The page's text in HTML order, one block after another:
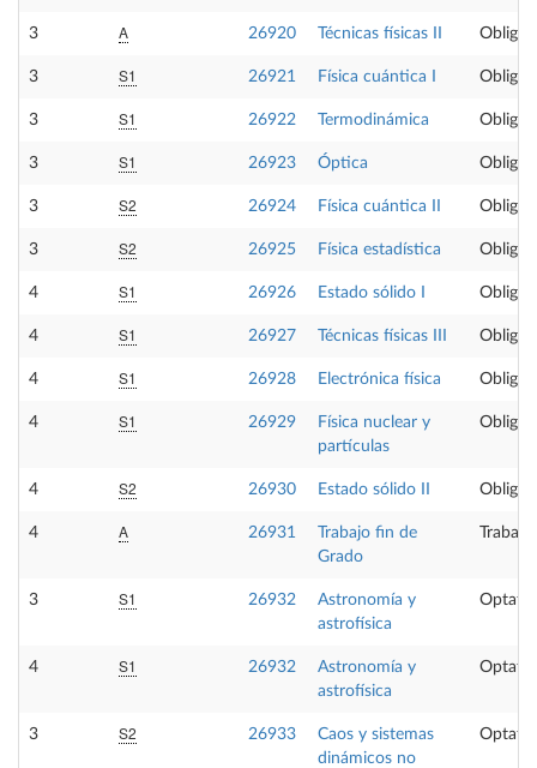
3 A 26920 Técnicas físicas II
3 S1 26921 Física cuántica I
3 S1 26922 Termodinámica
3 S1 26923 Óptica
3 S2 26924 Física cuántica II
3 S2 26925 Física estadística
4 S1 26926 Estado sólido I
4 S1 26927 Técnicas físicas III
4 S1 26928 Electrónica física
4 S1 26929
Física nuclear y
partículas
4 S2 26930 Estado sólido II
4 A 26931
Trabajo fin de
Grado
3 S1 26932
Astronomía y
astrofísica
4 S1 26932
Astronomía y
astrofísica
3 S2 26933
Caos y sistemas
dinámicos no